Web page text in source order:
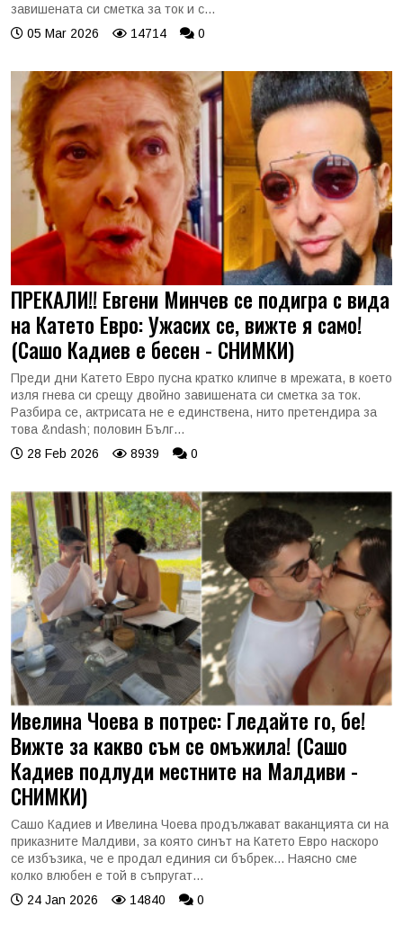
завишената си сметка за ток и с...
05 Mar 2026
14714 0
ПРЕКАЛИ!! Евгени Минчев се подигра с вида
на Катето Евро: Ужасих се, вижте я само!
(Сашо Кадиев е бесен - СНИМКИ)
Преди дни Катето Евро пусна кратко клипче в мрежата, в което
изля гнева си срещу двойно завишената си сметка за ток.
Разбира се, актрисата не е единствена, нито претендира за
това &ndash; половин Бълг...
28 Feb 2026
8939 0
Ивелина Чоева в потрес: Гледайте го, бе!
Вижте за какво съм се омъжила! (Сашо
Кадиев подлуди местните на Малдиви -
СНИМКИ)
Сашо Кадиев и Ивелина Чоева продължават ваканцията си на
приказните Малдиви, за която синът на Катето Евро наскоро
се избъзика, че е продал единия си бъбрек... Наясно сме
колко влюбен е той в съпругат...
24 Jan 2026
14840 0